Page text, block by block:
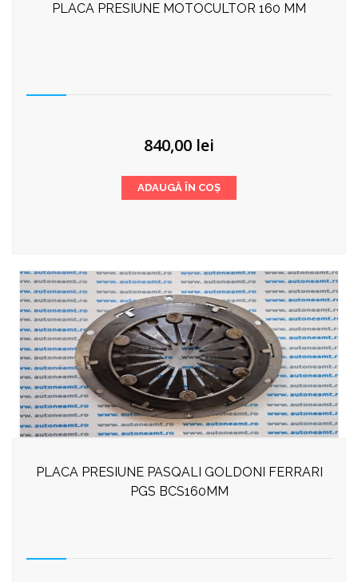
PLACA PRESIUNE MOTOCULTOR 160 MM
840,00 lei
ADAUGĂ ÎN COȘ
PLACA PRESIUNE PASQALI GOLDONI FERRARI
PGS BCS160MM